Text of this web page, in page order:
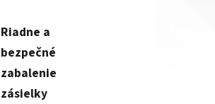
Riadne a
bezpečné
zabalenie
zásielky